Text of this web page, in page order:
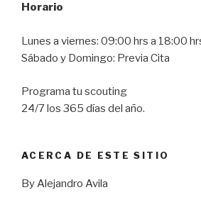
Horario
Lunes a viernes: 09:00 hrs a 18:00
Sábado y Domingo: Previa Cita
Programa tu scouting
24/7 los 365 días del año.
ACERCA DE ESTE SITIO
By Alejandro Avila